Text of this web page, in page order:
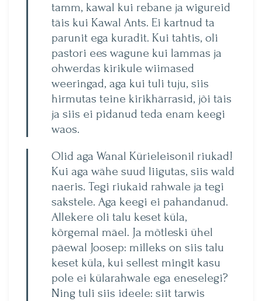
tamm, kawal kui rebane ja wigureid
täis kui Kawal Ants. Ei kartnud ta
parunit ega kuradit. Kui tahtis, oli
pastori ees wagune kui lammas ja
ohwerdas kirikule wiimased
weeringad, aga kui tuli tuju, siis
hirmutas teine kirikhärrasid, jõi täis
ja siis ei pidanud teda enam keegi
waos.
Olid aga Wanal Kürieleisonil riukad!
Kui aga wähe suud liigutas, siis wald
naeris. Tegi riukaid rahwale ja tegi
sakstele. Aga keegi ei pahandanud.
Allekere oli talu keset küla,
kõrgemal mäel. Ja mõtleski ühel
päewal Joosep: milleks on siis talu
keset küla, kui sellest mingit kasu
pole ei külarahwale ega eneselegi?
Ning tuli siis ideele: siit tarwis